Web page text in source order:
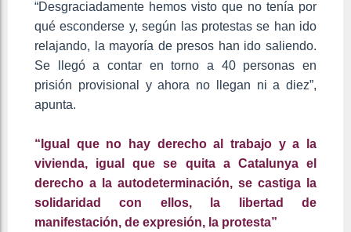
“Desgraciadamente hemos visto que no tenía por
qué esconderse y, según las protestas se han ido
relajando, la mayoría de presos han ido saliendo.
Se llegó a contar en torno a 40 personas en
prisión provisional y ahora no llegan ni a diez”,
apunta.
“Igual que no hay derecho al trabajo y a la
vivienda, igual que se quita a Catalunya el
derecho a la autodeterminación, se castiga la
solidaridad con ellos, la libertad de
manifestación, de expresión, la protesta”